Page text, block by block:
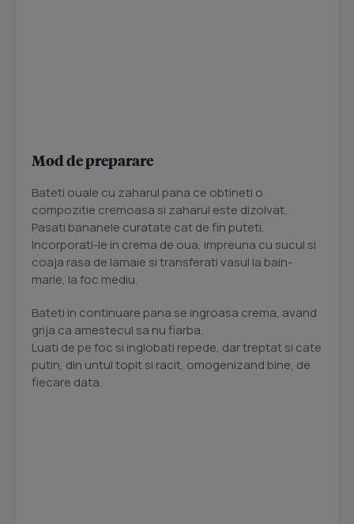
Mod de preparare
Bateti ouale cu zaharul pana ce obtineti o
compozitie cremoasa si zaharul este dizolvat.
Pasati bananele curatate cat de fin puteti.
Incorporati-le in crema de oua, impreuna cu sucul si
coaja rasa de lamaie si transferati vasul la bain-
marie, la foc mediu.
Bateti in continuare pana se ingroasa crema, avand
grija ca amestecul sa nu fiarba.
Luati de pe foc si inglobati repede, dar treptat si cate
putin, din untul topit si racit, omogenizand bine, de
fiecare data.